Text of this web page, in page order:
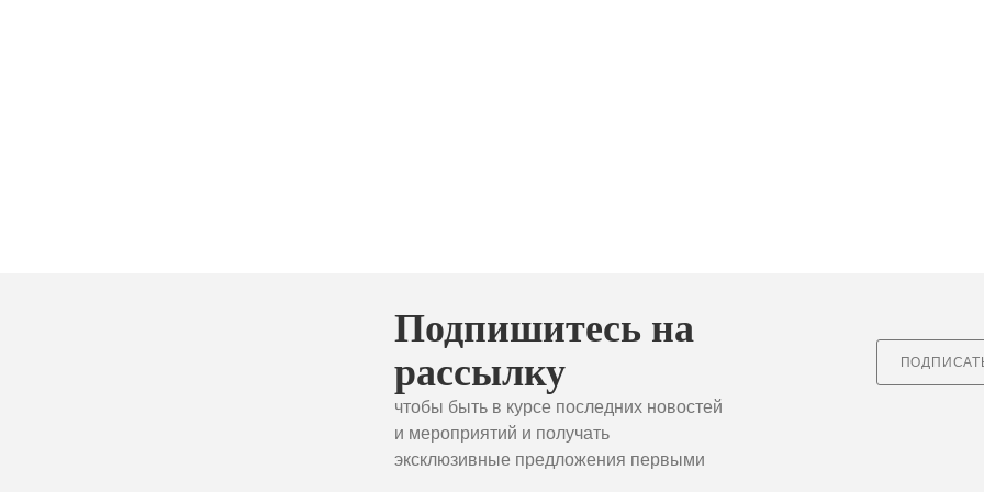
Подпишитесь на
рассылку
чтобы быть в курсе последних новостей
и мероприятий и получать
эксклюзивные предложения первыми